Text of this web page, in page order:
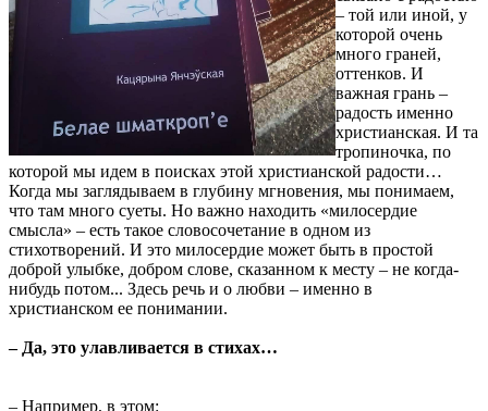
– той или иной, у
которой очень
много граней,
оттенков. И
важная грань –
радость именно
христианская. И та
тропиночка, по
которой мы идем в поисках этой христианской радости…
Когда мы заглядываем в глубину мгновения, мы понимаем,
что там много суеты. Но важно находить «милосердие
смысла» – есть такое словосочетание в одном из
стихотворений. И это милосердие может быть в простой
доброй улыбке, добром слове, сказанном к месту – не когда-
нибудь потом... Здесь речь и о любви – именно в
христианском ее понимании.
– Да, это улавливается в стихах…
– Например, в этом: